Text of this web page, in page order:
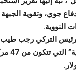
جوي، وتقوية
النووية.
التركي رجب طيب